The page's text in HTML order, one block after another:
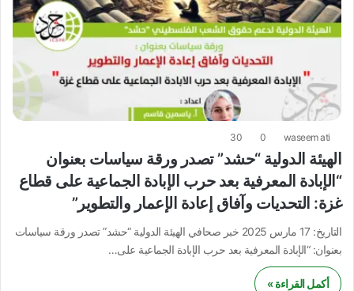
waseem ati
0
30
الهيئة الدولية “حشد” تصدر ورقة سياسات بعنوان
“الإبادة المعرفية بعد حرب الإبادة الجماعية على قطاع
غزة: التحديات وآفاق إعادة الإعمار والتطوير”
التاريخ: 17 مارس 2025 خبر صحافي الهيئة الدولية “حشد” تصدر ورقة سياسات
بعنوان: “الإبادة المعرفية بعد حرب الإبادة الجماعية على…
أكمل القراءة »